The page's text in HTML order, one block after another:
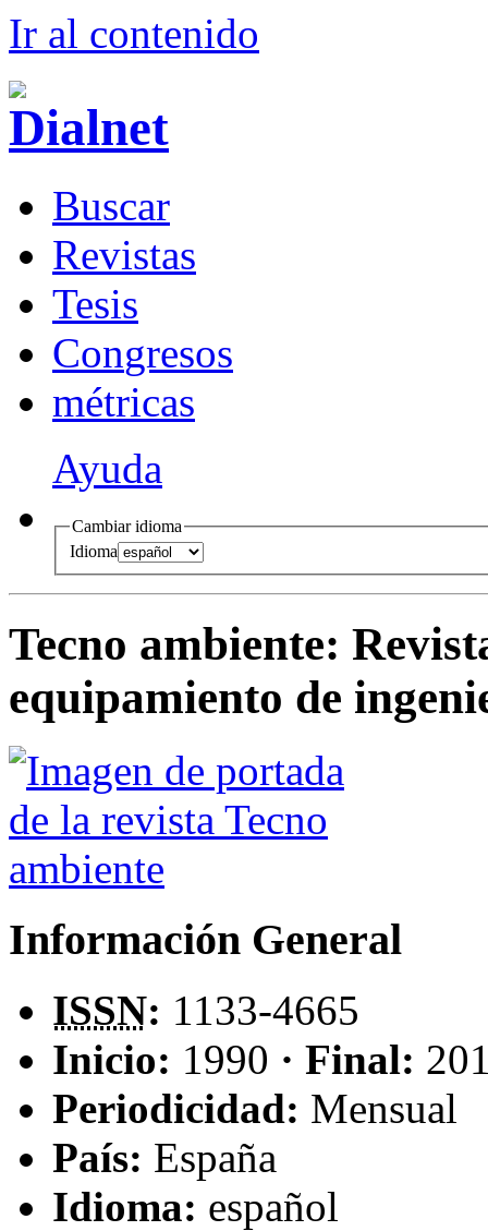
Ir al contenido
Buscar
Revistas
Tesis
Congresos
métricas
Ayuda
Cambiar idioma
Idioma
Tecno ambiente:
equipamiento de
Información General
ISSN: 1133-4665
Inicio: 1990 · Final:
Periodicidad: Mensual
País: España
Idioma: español